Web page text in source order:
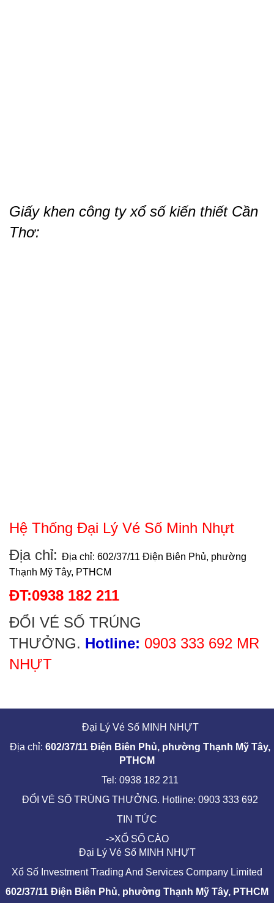
Giấy khen công ty xổ số kiến thiết Cần
Thơ:
Hệ Thống Đại Lý Vé Số Minh Nhựt
Địa chỉ: Địa chỉ: 602/37/11 Điện Biên Phủ, phường
Thạnh Mỹ Tây, PTHCM
ĐT:0938 182 211
ĐỔI VÉ SỐ TRÚNG
THƯỞNG. Hotline: 0903 333 692 MR
NHỰT
Đại Lý Vé Số MINH NHỰT
Địa chỉ: 602/37/11 Điện Biên Phủ, phường Thạnh Mỹ Tây,
PTHCM
Tel: 0938 182 211
ĐỔI VÉ SỐ TRÚNG THƯỞNG. Hotline: 0903 333 692
TIN TỨC
->XỔ SỐ CÀO
Đại Lý Vé Số MINH NHỰT
Xổ Số Investment Trading And Services Company Limited
602/37/11 Điện Biên Phủ, phường Thạnh Mỹ Tây, PTHCM